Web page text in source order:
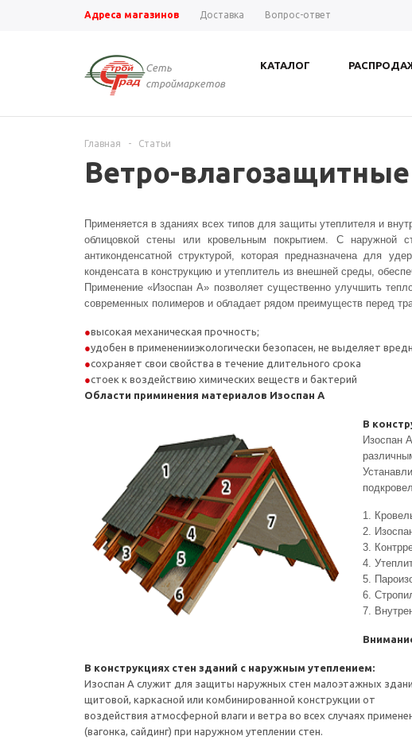
Адреса магазинов Доставка Вопрос-ответ
Сеть
строймаркетов
КАТАЛОГ
Главная - Статьи
Ветро-
Применяется в зданиях всех типов для защиты утеплителя и
облицовкой стены или кровельным покрытием. С наружной
антиконденсатной структурой, которая предназначена для
конденсата в конструкцию и утеплитель из внешней среды,
Применение «Изоспан А» позволяет существенно улучшить
современных полимеров и обладает рядом преимуществ перед
высокая механическая прочность;
удобен в примененииэкологически безопасен, не выделяет
сохраняет свои свойства в течение длительного срока
стоек к воздействию химических веществ и бактерий
Области приминения материалов Изоспан А
В
Изоспан
1.
2.
3.
4.
5.
6.
7.
В конструкциях стен зданий с наружным утеплением:
Изоспан А служит для защиты наружных стен малоэтажных
щитовой, каркасной или комбинированной конструкции от
воздействия атмосферной влаги и ветра во всех случаях
(вагонка, сайдинг) при наружном утеплении стен.